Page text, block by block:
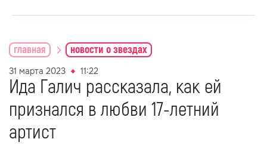
главная новости о звездах
31 марта 2023 11:22
Ида Галич рассказала, как ей
признался в любви 17-летний
артист